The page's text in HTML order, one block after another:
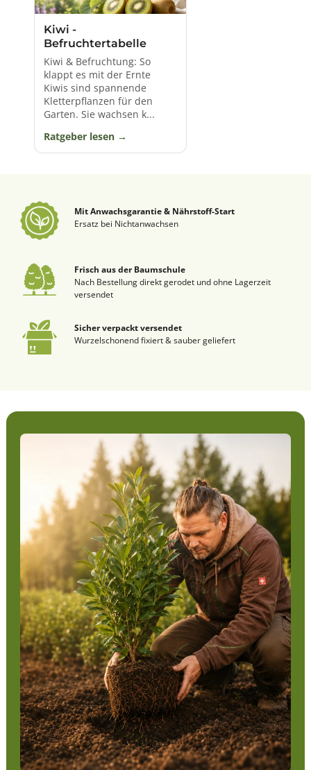
Kiwi -
Befruchtertabelle
Kiwi & Befruchtung: So
klappt es mit der Ernte
Kiwis sind spannende
Kletterpflanzen für den
Garten. Sie wachsen k...
Ratgeber lesen
Mit Anwachsgarantie & Nährstoff-Start
Ersatz bei Nichtanwachsen
Frisch aus der Baumschule
Nach Bestellung direkt gerodet und ohne Lagerzeit
versendet
Sicher verpackt versendet
Wurzelschonend fixiert & sauber geliefert